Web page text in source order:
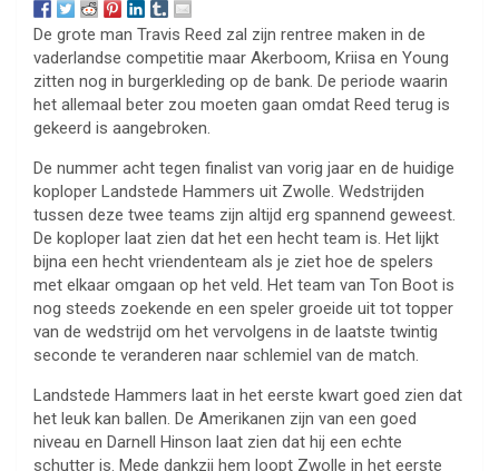
De grote man Travis Reed zal zijn rentree maken in de
vaderlandse competitie maar Akerboom, Kriisa en Young
zitten nog in burgerkleding op de bank. De periode waarin
het allemaal beter zou moeten gaan omdat Reed terug is
gekeerd is aangebroken.
De nummer acht tegen finalist van vorig jaar en de huidige
koploper Landstede Hammers uit Zwolle. Wedstrijden
tussen deze twee teams zijn altijd erg spannend geweest.
De koploper laat zien dat het een hecht team is. Het lijkt
bijna een hecht vriendenteam als je ziet hoe de spelers
met elkaar omgaan op het veld. Het team van Ton Boot is
nog steeds zoekende en een speler groeide uit tot topper
van de wedstrijd om het vervolgens in de laatste twintig
seconde te veranderen naar schlemiel van de match.
Landstede Hammers laat in het eerste kwart goed zien dat
het leuk kan ballen. De Amerikanen zijn van een goed
niveau en Darnell Hinson laat zien dat hij een echte
schutter is. Mede dankzij hem loopt Zwolle in het eerste